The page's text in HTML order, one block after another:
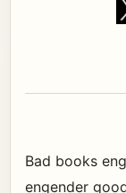
Bad books
engender